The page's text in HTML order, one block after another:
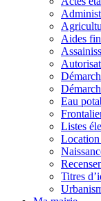
Aides
Eau
Listes
Location
Titres